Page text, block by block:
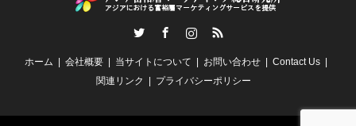
RSS
ホーム 会社概要 当サイトについて お問い合わせ
Contact Us
関連リンク
プライバシーポリシー